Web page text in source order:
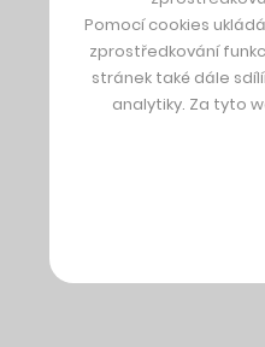
Pomocí cookies
zprostředkování
stránek také dále
analytiky. Za tyto